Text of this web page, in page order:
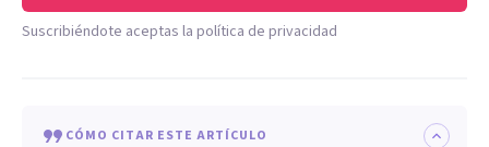
Suscribiéndote aceptas la política de privacidad
CÓMO CITAR ESTE ARTÍCULO